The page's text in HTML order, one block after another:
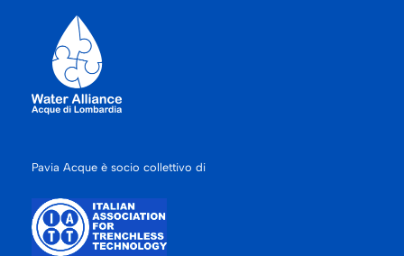
Pavia Acque è socio collettivo di